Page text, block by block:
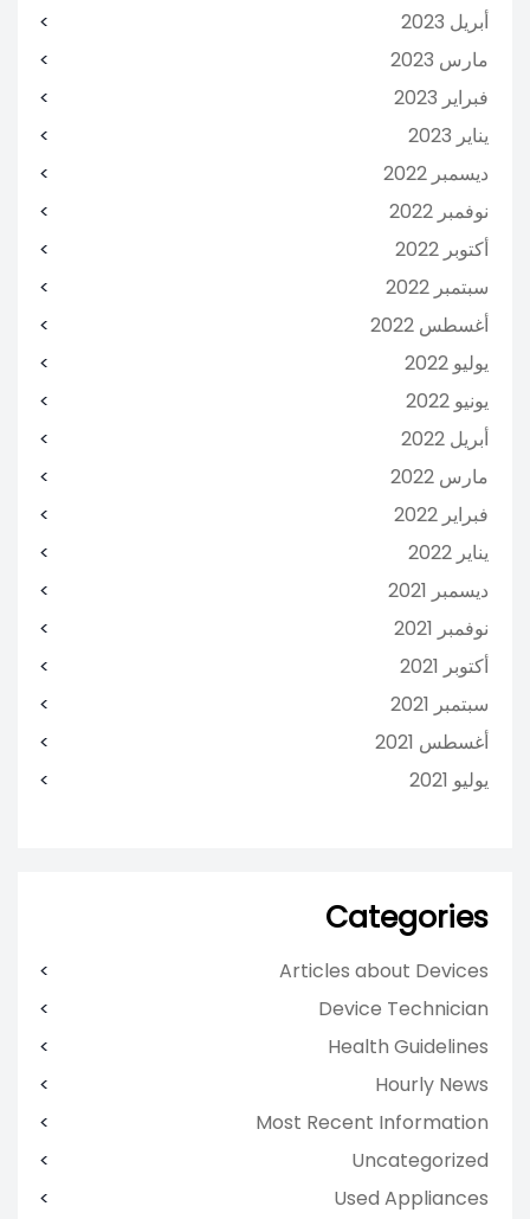
أبريل 2023
مارس 2023
فبراير 2023
يناير 2023
ديسمبر 2022
نوفمبر 2022
أكتوبر 2022
سبتمبر 2022
أغسطس 2022
يوليو 2022
يونيو 2022
أبريل 2022
مارس 2022
فبراير 2022
يناير 2022
ديسمبر 2021
نوفمبر 2021
أكتوبر 2021
سبتمبر 2021
أغسطس 2021
يوليو 2021
Categories
Articles about Devices
Device Technician
Health Guidelines
Hourly News
Most Recent Information
Uncategorized
Used Appliances